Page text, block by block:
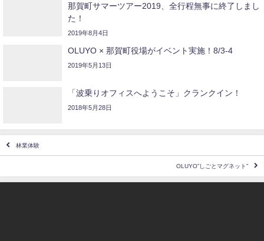
那賀町サマーツアー2019、全行程無事に終了しまし
た！
2019年8月4日
OLUYO × 那賀町役場がイベント実施！8/3-4
2019年5月13日
「波乗りオフィスへようこそ」クランクイン！
2018年5月28日
林業体験
OLUYO”しごとマグネット”